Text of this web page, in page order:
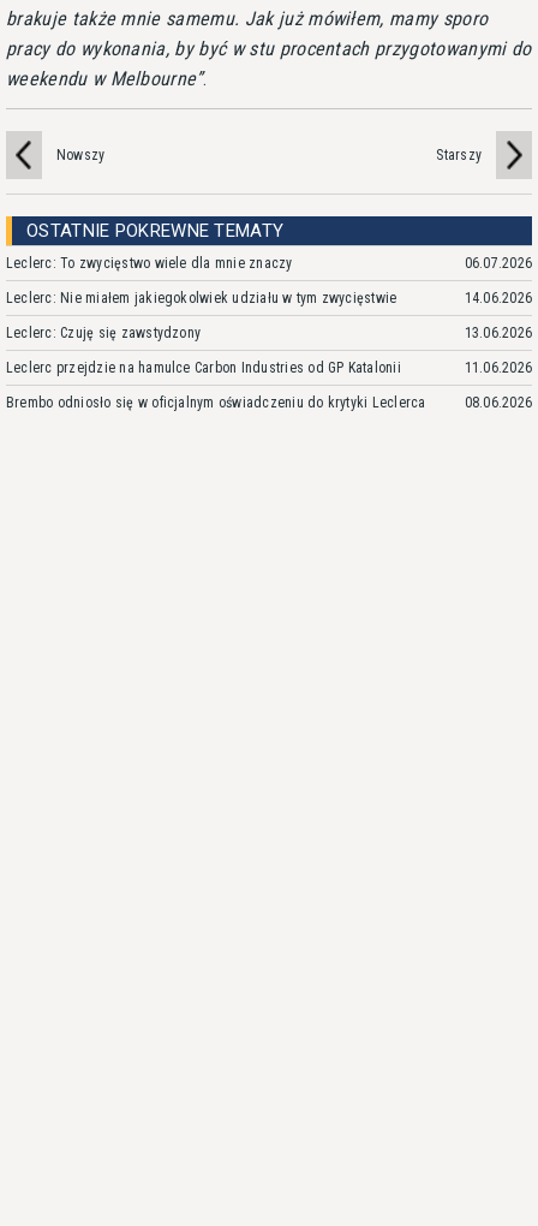
brakuje także mnie samemu. Jak już mówiłem, mamy sporo
pracy do wykonania, by być w stu procentach przygotowanymi do
weekendu w Melbourne .
Nowszy Starszy
OSTATNIE POKREWNE TEMATY
Leclerc: To zwycięstwo wiele dla mnie znaczy 06.07.2026
Leclerc: Nie miałem jakiegokolwiek udziału w tym zwycięstwie 14.06.2026
Leclerc: Czuję się zawstydzony 13.06.2026
Leclerc przejdzie na hamulce Carbon Industries od GP Katalonii 11.06.2026
Brembo odniosło się w oficjalnym oświadczeniu do krytyki Leclerca 08.06.2026